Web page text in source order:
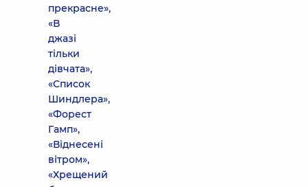
прекрасне»,
«В
джазі
тільки
дівчата»,
«Список
Шиндлера»,
«Форест
Гамп»,
«Віднесені
вітром»,
«Хрещений